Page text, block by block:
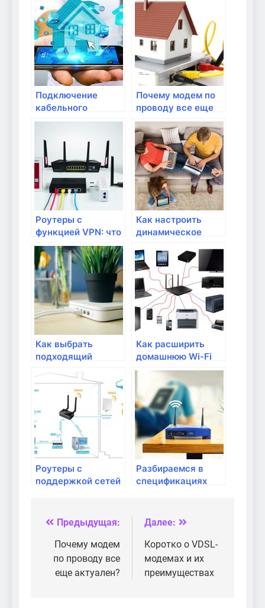
домашней сети?
надежного
подключения?
Подключение
кабельного
Интернета:
подключение
модема
Почему модем по
проводу все еще
актуален?
Роутеры с
функцией VPN: что
это такое и как
настроить?
Как настроить
динамическое
роутере?
Как выбрать
подходящий
для домашней
сети?
Как расширить
домашнюю Wi-Fi
сеть
Роутеры с
поддержкой сетей
Разбираемся в
спецификациях
протоколы
Навигация
по
записям
Предыдущая:
Почему модем
по проводу все
еще актуален?
Далее:
Коротко о VDSL-
модемах и их
преимуществах